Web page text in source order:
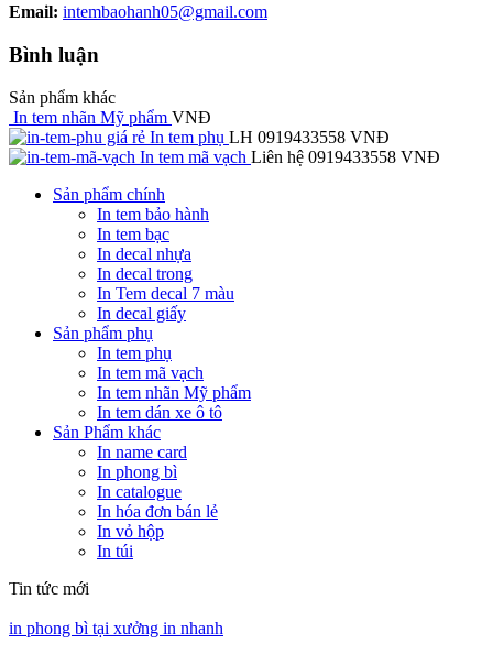
Email: intembaohanh05@gmail.com
Bình luận
Sản phẩm khác
In tem nhãn Mỹ phẩm VNĐ
In tem phụ LH 0919433558 VNĐ
In tem mã vạch Liên hệ 0919433558 VNĐ
Sản phẩm chính
In tem bảo hành
In tem bạc
In decal nhựa
In decal trong
In Tem decal 7 màu
In decal giấy
Sản phẩm phụ
In tem phụ
In tem mã vạch
In tem nhãn Mỹ phẩm
In tem dán xe ô tô
Sản Phẩm khác
In name card
In phong bì
In catalogue
In hóa đơn bán lẻ
In vỏ hộp
In túi
Tin tức mới
in phong bì tại xưởng in nhanh